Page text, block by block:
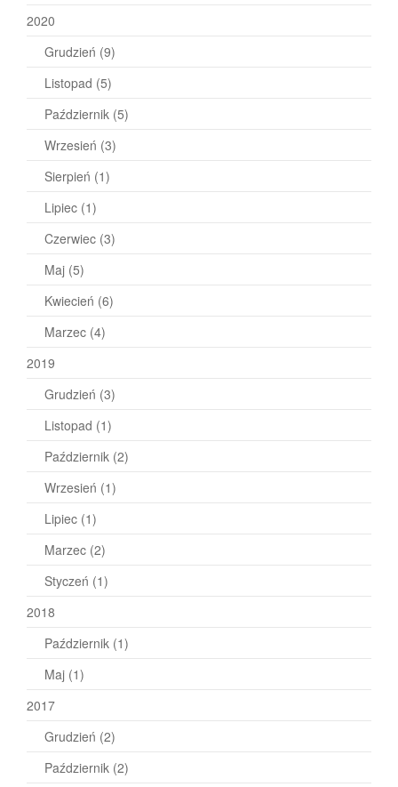
2020
Grudzień (9)
Listopad (5)
Październik (5)
Wrzesień (3)
Sierpień (1)
Lipiec (1)
Czerwiec (3)
Maj (5)
Kwiecień (6)
Marzec (4)
2019
Grudzień (3)
Listopad (1)
Październik (2)
Wrzesień (1)
Lipiec (1)
Marzec (2)
Styczeń (1)
2018
Październik (1)
Maj (1)
2017
Grudzień (2)
Październik (2)